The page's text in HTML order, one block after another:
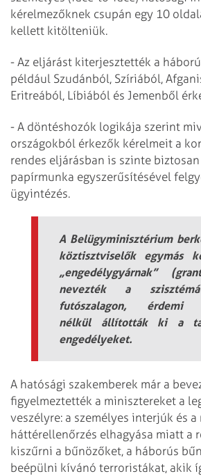
kérelmezőknek csupán egy 10
kellett kitölteniük.
- Az eljárást kiterjesztették a
például Szudánból, Szíriából,
Eritreából, Líbiából és Jemenből
- A döntéshozók logikája szerint
országokból érkezők kérelmeit a
rendes eljárásban is szinte
papírmunka egyszerűsítésével
ügyintézés.
A Belügyminisztérium
köztisztviselők egymás
„engedélygyárnak”
nevezték a
futószalagon, érdemi
nélkül állították ki a
engedélyeket.
A hatósági szakemberek már a
figyelmeztették a minisztereket a
veszélyre: a személyes interjúk és
háttérellenőrzés elhagyása miatt a
kiszűrni a bűnözőket, a háborús
beépülni kívánó terroristákat, akik